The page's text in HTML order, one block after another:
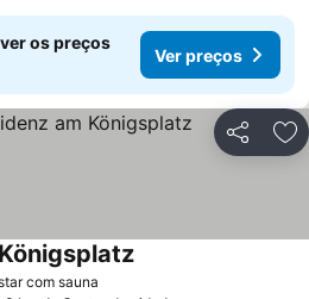
os preços
Ver preços
Partilhar
com sauna